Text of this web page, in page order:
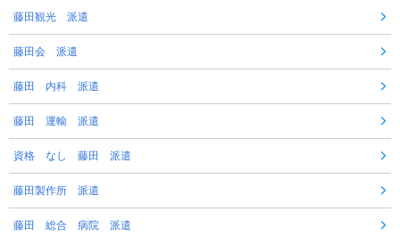
藤田観光 派遣
藤田会 派遣
藤田 内科 派遣
藤田 運輸 派遣
資格 なし 藤田 派遣
藤田製作所 派遣
藤田 総合 病院 派遣